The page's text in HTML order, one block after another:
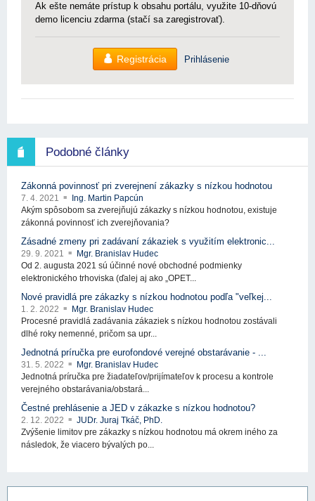
Ak ešte nemáte prístup k obsahu portálu, využite 10-dňovú
demo licenciu zdarma (stačí sa zaregistrovať).
Registrácia Prihlásenie
Podobné články
Zákonná povinnosť pri zverejnení zákazky s nízkou hodnotou
7. 4. 2021
Ing. Martin Papcún
Akým spôsobom sa zverejňujú zákazky s nízkou hodnotou, existuje
zákonná povinnosť ich zverejňovania?
Zásadné zmeny pri zadávaní zákaziek s využitím elektronic...
29. 9. 2021
Mgr. Branislav Hudec
Od 2. augusta 2021 sú účinné nové obchodné podmienky
elektronického trhoviska (ďalej aj ako „OPET...
Nové pravidlá pre zákazky s nízkou hodnotou podľa "veľkej...
1. 2. 2022
Mgr. Branislav Hudec
Procesné pravidlá zadávania zákaziek s nízkou hodnotou zostávali
dlhé roky nemenné, pričom sa upr...
Jednotná príručka pre eurofondové verejné obstarávanie - ...
31. 5. 2022
Mgr. Branislav Hudec
Jednotná príručka pre žiadateľov/prijímateľov k procesu a kontrole
verejného obstarávania/obstará...
Čestné prehlásenie a JED v zákazke s nízkou hodnotou?
2. 12. 2022
JUDr. Juraj Tkáč, PhD.
Zvýšenie limitov pre zákazky s nízkou hodnotou má okrem iného za
následok, že viacero bývalých po...